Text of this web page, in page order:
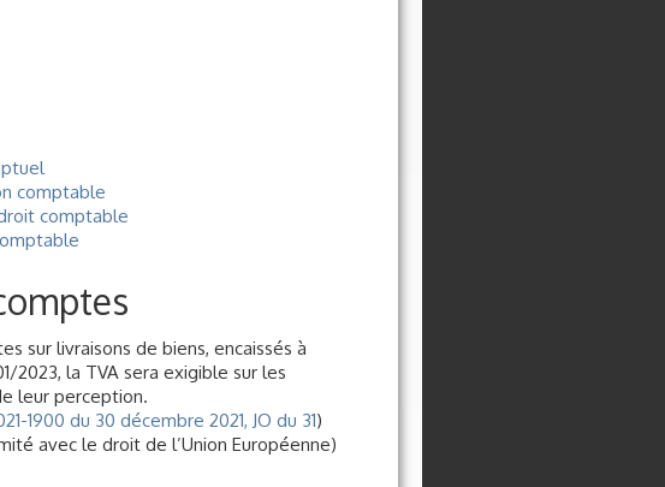
comptable
comptable
sur livraisons de biens, encaissés à
2023, la TVA sera exigible sur les
leur perception.
1900 du 30 décembre 2021, JO du 31)
avec le droit de l’Union Européenne)